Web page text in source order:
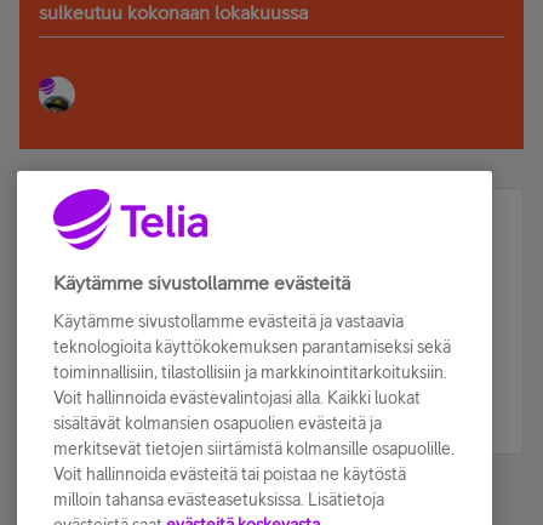
sulkeutuu kokonaan lokakuussa
Älä jää paitsi – osallistu ja voita!
Tilaa Telian uutiskirje ja olet mukana arvonnassa.
sähköpostiisi.
Tilaa nyt
Käytämme sivustollamme evästeitä
Käytämme sivustollamme evästeitä ja vastaavia
teknologioita käyttökokemuksen parantamiseksi sekä
toiminnallisiin, tilastollisiin ja markkinointitarkoituksiin.
Voit hallinnoida evästevalintojasi alla. Kaikki luokat
sisältävät kolmansien osapuolien evästeitä ja
merkitsevät tietojen siirtämistä kolmansille osapuolille.
Voit hallinnoida evästeitä tai poistaa ne käytöstä
milloin tahansa evästeasetuksissa. Lisätietoja